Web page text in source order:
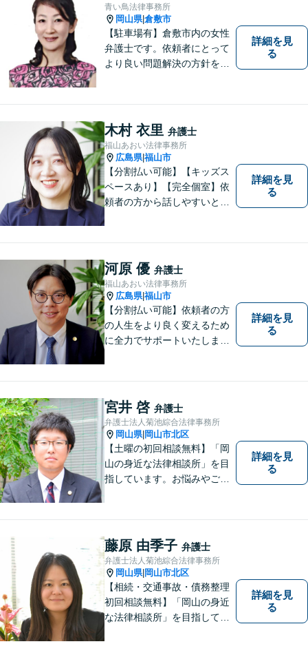
青い鳥法律事務所
岡山県|倉敷市
【駐車場有】倉敷市内の女性
弁護士です。依頼者にとって
より良い問題解決の方針を示
ています。法律問題は早めの
ご相談が納得のいく解決への
第一歩です。お一人で悩まず
に、お気軽にご相談くださ
い。
詳細を見
る
木村 衣里 弁護士
福山あおい法律事務所
広島県|福山市
【分割払い可能】【キッズス
ペースあり】【完全個室】依
頼者の方から話しやすいと定
ても是非お気軽に弁護士にご
相談ください。
詳細を見
る
河原 優 弁護士
福山あおい法律事務所
広島県|福山市
【分割払い可能】依頼者の方
の人生をより良く変えるため
に全力でサポートいたしま
ペースあり】
詳細を見
る
宮井 啓 弁護士
弁護士法人菊池綜合法律事務所
岡山県| 岡山市北区
【土曜の初回相談無料】「岡
山の身近な法律相談所」を目
指しています。お悩みやご不
きます。どんなささいなこと
でも構いません。お気軽にご
相談ください。【土曜日も受
付可能】【専用駐車場あり】
詳細を見
る
藤原 由季子 弁護士
弁護士法人菊池綜合法律事務所
岡山県| 岡山市北区
【相続・交通事故・債務整理
初回相談無料】「岡山の身近
な法律相談所」を目指してい
詳細を見
る